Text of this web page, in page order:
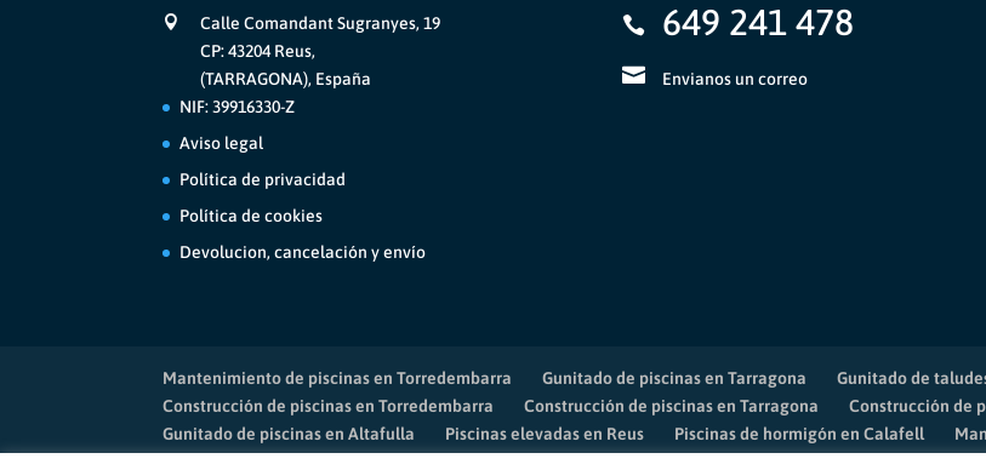
Calle Comandant Sugranyes, 19
CP: 43204 Reus,
(TARRAGONA), España
NIF: 39916330-Z
Aviso legal
Política de privacidad
Política de cookies
Devolucion, cancelación y envío
649 241 478
Envianos un correo
Mantenimiento de piscinas en Torredembarra Gunitado de piscinas en Tarragona Gunitado de
Construcción de piscinas en Torredembarra
Construcción de piscinas en Tarragona Construcción de
Gunitado de piscinas en Altafulla
Piscinas elevadas en Reus Piscinas de hormigón en Calafell